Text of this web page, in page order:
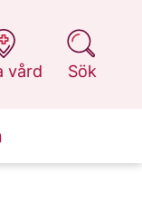
vård
Sök
på 1177.se